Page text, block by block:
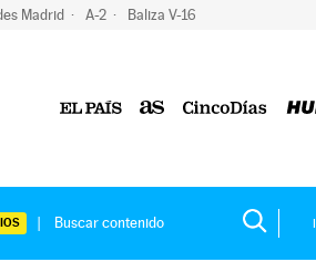
Madrid A-2 Baliza V-16